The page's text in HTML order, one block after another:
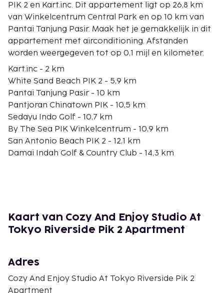
PIK 2 en Kart.inc. Dit appartement ligt op 26,8 km
van Winkelcentrum Central Park en op 10 km van
Pantai Tanjung Pasir. Maak het je gemakkelijk in dit
appartement met airconditioning. Afstanden
worden weergegeven tot op 0,1 mijl en kilometer.
Kart.inc - 2 km
White Sand Beach PIK 2 - 5,9 km
Pantai Tanjung Pasir - 10 km
Pantjoran Chinatown PIK - 10,5 km
Sedayu Indo Golf - 10,7 km
By The Sea PIK Winkelcentrum - 10,9 km
San Antonio Beach PIK 2 - 12,1 km
Damai Indah Golf & Country Club - 14,3 km
Puri Indah Mall - 22,1 km
Soewarna Business Park - 22,1 km
Mesjid Jami Angke Al-Anwar - 22,3 km
Jakarta (CGK-Soekarno-Hatta Intl.) - 25,9 km
Jakarta (HLP-Halim Perdanakusuma Intl.) - 40,9 km
Kaart van Cozy And Enjoy Studio At
Tokyo Riverside Pik 2 Apartment
Adres
Cozy And Enjoy Studio At Tokyo Riverside Pik 2
Apartment